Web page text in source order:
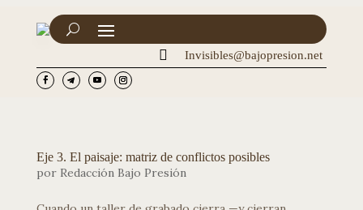
 Invisibles@bajopresion.net
Eje 3. El paisaje: matriz de conflictos posibles
por Redacción Bajo Presión